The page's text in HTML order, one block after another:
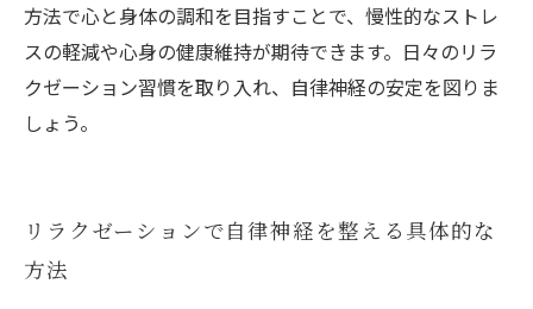
方法で心と身体の調和を目指すことで、慢性的なストレ
スの軽減や心身の健康維持が期待できます。日々のリラ
クゼーション習慣を取り入れ、自律神経の安定を図りま
しょう。
リラクゼーションで自律神経を整える具体的な
方法